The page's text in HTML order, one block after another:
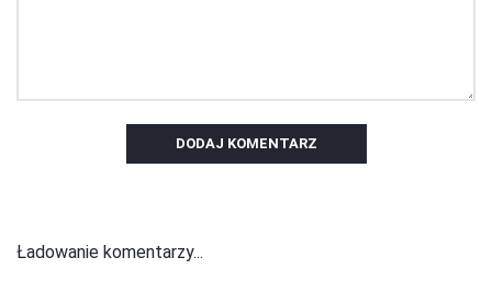
DODAJ KOMENTARZ
Ładowanie komentarzy...